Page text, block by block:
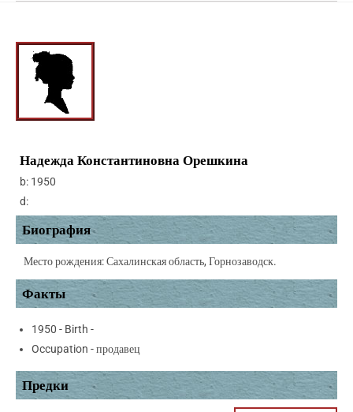
Надежда Константиновна Орешкина
b: 1950
d:
Биография
Место рождения: Сахалинская область, Горнозаводск.
Факты
1950 - Birth -
Occupation - продавец
Предки